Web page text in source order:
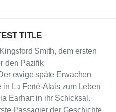
TITLE
Smith, dem ersten
den Pazifik
ewige späte Erwachen
in La Ferté-Alais zum Leben
Earhart in ihr Schicksal.
Passagier der Geschichte